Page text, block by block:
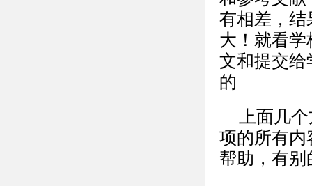
有相差，结
大！就看
文和提交给
的
上面几
项的所有内
帮助，有